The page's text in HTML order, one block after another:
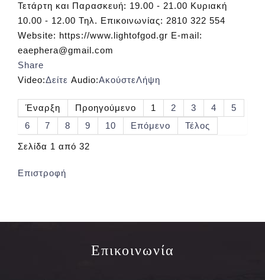
Τετάρτη και Παρασκευή: 19.00 - 21.00 Κυριακή
10.00 - 12.00 Τηλ. Επικοινωνίας: 2810 322 554
Website: https://www.lightofgod.gr E-mail:
eaephera@gmail.com
Share
Video:Δείτε Audio:ΑκούστεΛήψη
Έναρξη Προηγούμενο 1 2 3 4
5
6
7 8 9 10 Επόμενο Τέλος
Σελίδα 1 από 32
Επιστροφή
Επικοινωνία